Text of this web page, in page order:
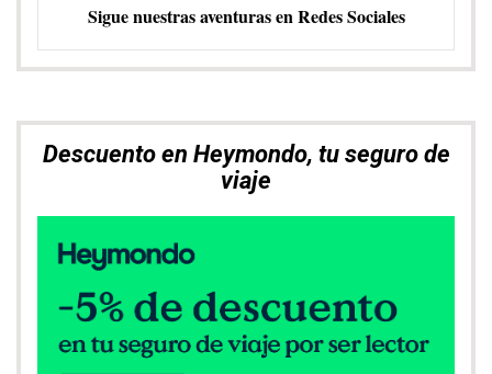
Sigue nuestras aventuras en Redes Sociales
Descuento en Heymondo, tu seguro de
viaje